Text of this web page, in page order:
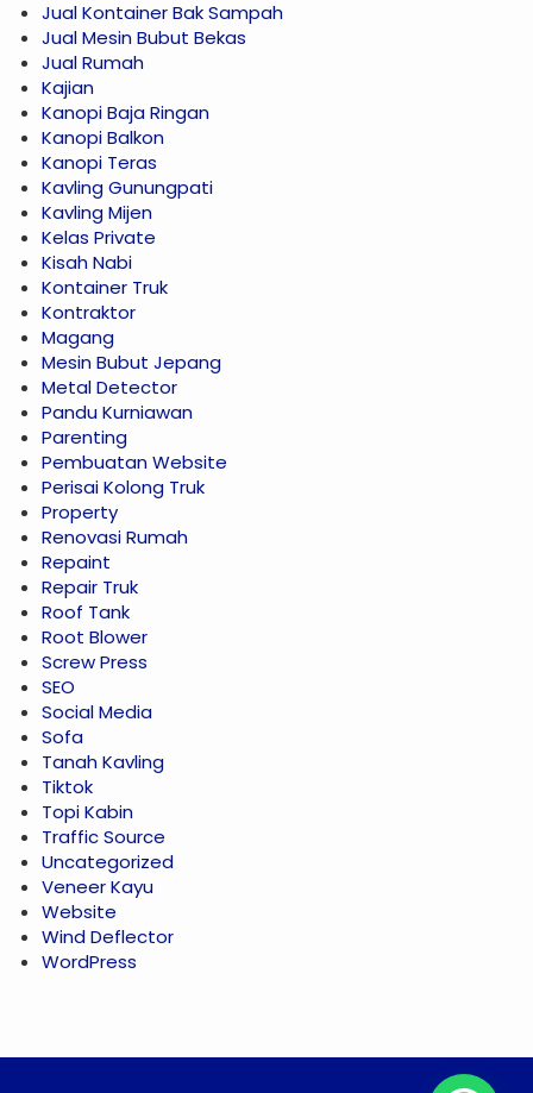
Jual Kontainer Bak Sampah
Jual Mesin Bubut Bekas
Jual Rumah
Kajian
Kanopi Baja Ringan
Kanopi Balkon
Kanopi Teras
Kavling Gunungpati
Kavling Mijen
Kelas Private
Kisah Nabi
Kontainer Truk
Kontraktor
Magang
Mesin Bubut Jepang
Metal Detector
Pandu Kurniawan
Parenting
Pembuatan Website
Perisai Kolong Truk
Property
Renovasi Rumah
Repaint
Repair Truk
Roof Tank
Root Blower
Screw Press
SEO
Social Media
Sofa
Tanah Kavling
Tiktok
Topi Kabin
Traffic Source
Uncategorized
Veneer Kayu
Website
Wind Deflector
WordPress